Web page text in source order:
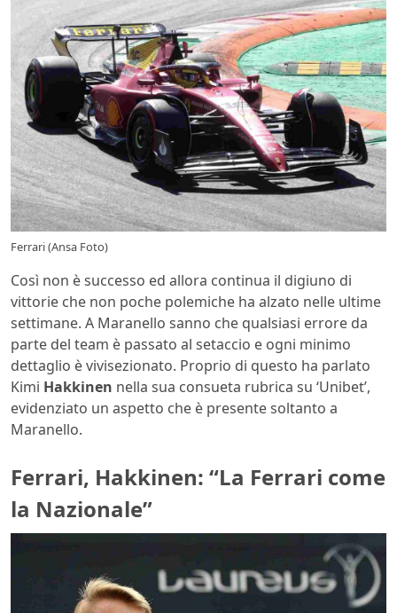
Ferrari (Ansa Foto)
Così non è successo ed allora continua il digiuno di
vittorie che non poche polemiche ha alzato nelle ultime
settimane. A Maranello sanno che qualsiasi errore da
parte del team è passato al setaccio e ogni minimo
dettaglio è vivisezionato. Proprio di questo ha parlato
Kimi Hakkinen nella sua consueta rubrica su ‘Unibet’,
evidenziato un aspetto che è presente soltanto a
Maranello.
Ferrari, Hakkinen: “La Ferrari come
la Nazionale”